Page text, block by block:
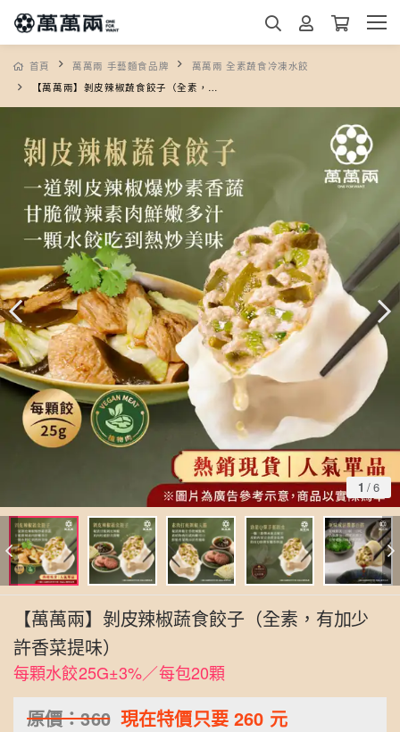
首頁 萬萬兩 手藝麵食品牌
萬萬兩 全素蔬食冷凍水餃
【萬萬兩】剝皮辣椒蔬食餃子（全素，有加少許香菜提味）
1 /6
【萬萬兩】剝皮辣椒蔬食餃子（全素，有加少
許香菜提味）
每顆水餃25G±3%／每包20顆
原價：360 現在特價只要 260 元